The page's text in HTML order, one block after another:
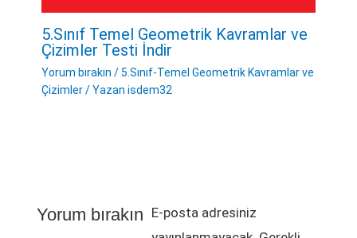
5.Sınıf Temel Geometrik Kavramlar ve
Çizimler Testi İndir
Yorum bırakın /5.Sınıf-Temel Geometrik Kavramlar ve
Çizimler/ Yazan isdem32
Yorum bırakın E-posta adresiniz
Posta*
sitesi